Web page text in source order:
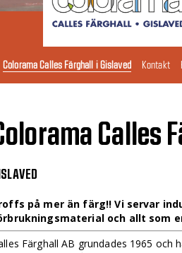
Colorama Calles Färghall i Gislaved Kontakt
Calles
på mer än färg!! Vi servar
och allt som
Färghall AB grundades 1965 och